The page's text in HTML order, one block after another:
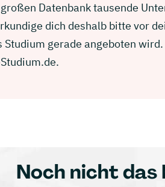
Datenbank tausende
dich deshalb bitte vor
Studium gerade angeboten
Noch nicht das